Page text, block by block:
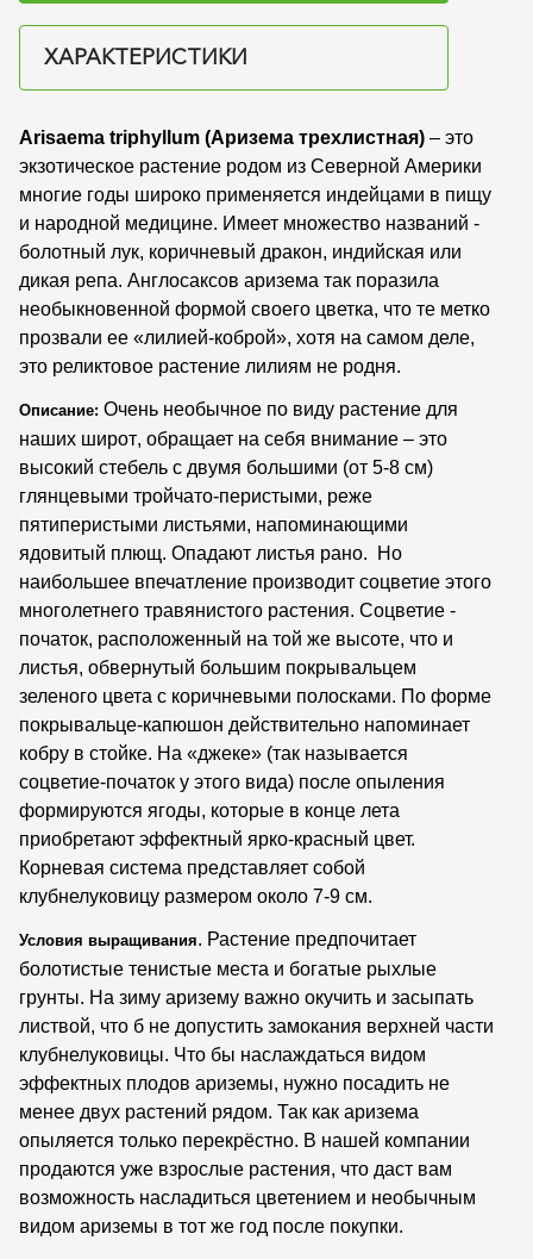
ХАРАКТЕРИСТИКИ
Arisaema triphyllum (Аризема трехлистная) – это
экзотическое растение родом из Северной Америки
многие годы широко применяется индейцами в пищу
и народной медицине. И меет множество названий -
болотный лук, коричневый дракон, индийская или
дикая репа. Англосаксов аризема так поразила
необыкновенной формой своего цветка, что те метко
прозвали ее «лилией-коброй», хотя на самом деле,
это реликтовое растение лилиям не родня.
Описание: Очень необычное по виду растение для
наших широт, обращает на себя внимание – это
высокий стебель с двумя большими (от 5-8 см)
глянцевыми тройчато-перистыми, реже
пятиперистыми листьями, напоминающими
ядовитый плющ. Опадают листья рано.
Но
наибольшее впечатление производит соцветие этого
многолетнего травянистого растения. Соцветие -
початок, расположенный на той же высоте, что и
листья, обвернутый большим покрывальцем
зеленого цвета с коричневыми полосками. По форме
покрывальце-капюшон действительно напоминает
кобру в стойке. На «джеке» (так называется
соцветие-початок у этого вида) после опыления
формируются ягоды, которые в конце лета
приобретают эффектный ярко-красный цвет.
Корневая система представляет собой
клубнелуковицу размером около 7-9 см.
Условия выращивания. Растение предпочитает
болотистые тенистые места и богатые рыхлые
грунты. На зиму аризему важно окучить и засыпать
листвой, что б не допустить замокания верхней части
клубнелуковицы. Что бы наслаждаться видом
эффектных плодов ариземы, нужно посадить не
менее двух растений рядом. Так как аризема
опыляется только перекрёстно. В нашей компании
продаются уже взрослые растения, что даст вам
возможность насладиться цветением и необычным
видом ариземы в тот же год после покупки.